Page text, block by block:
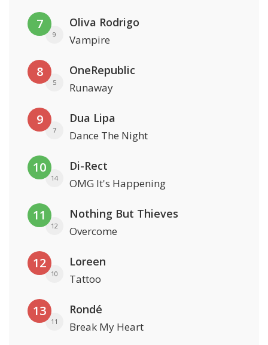
7
9
Oliva Rodrigo
Vampire
8
5
OneRepublic
Runaway
9
7
Dua Lipa
Dance The Night
10
14
Di-Rect
OMG It's Happening
11
12
Nothing But Thieves
Overcome
12
10
Loreen
Tattoo
13
11
Rondé
Break My Heart